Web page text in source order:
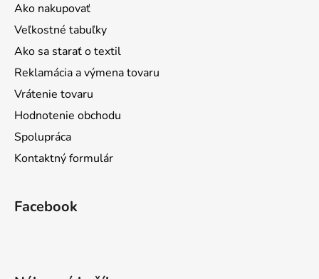
Ako nakupovať
Veľkostné tabuľky
Ako sa starať o textil
Reklamácia a výmena tovaru
Vrátenie tovaru
Hodnotenie obchodu
Spolupráca
Kontaktný formulár
Facebook